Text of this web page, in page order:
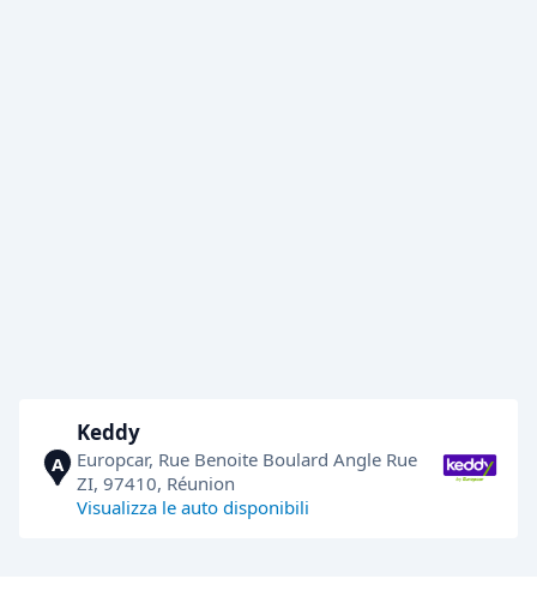
A
Keddy
Europcar, Rue Benoite Boulard Angle Rue
ZI, 97410, Réunion
Visualizza le auto disponibili